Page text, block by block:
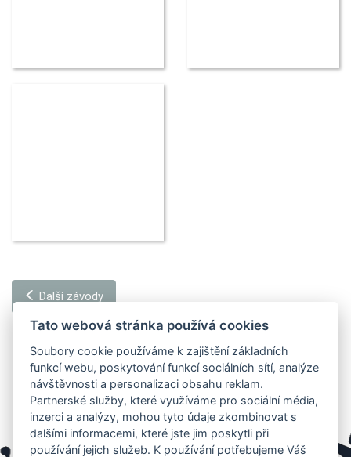
Další závody
Tato webová stránka používá cookies
Soubory cookie používáme k zajištění základních
funkcí webu, poskytování funkcí sociálních sítí, analýze
návštěvnosti a personalizaci obsahu reklam.
Partnerské služby, které využíváme pro sociální média,
inzerci a analýzy, mohou tyto údaje zkombinovat s
dalšími informacemi, které jste jim poskytli při
používání jejich služeb. K používání potřebujeme Váš